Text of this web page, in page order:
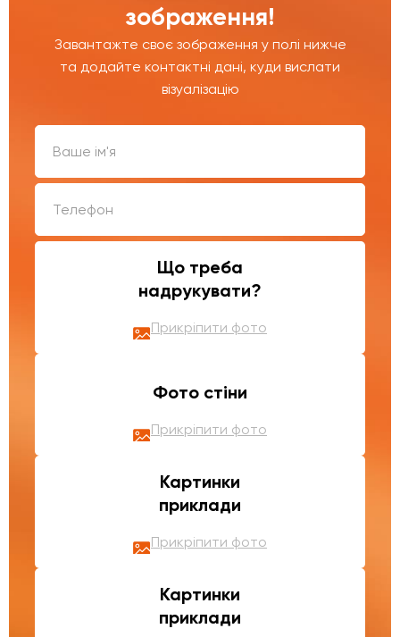
зображення!
Завантажте своє зображення у полі нижче
та додайте контактні дані, куди вислати
візуалізацію
Що треба
надрукувати?
Прикріпити фото
Фото стіни
Прикріпити фото
Картинки
приклади
Прикріпити фото
Картинки
приклади